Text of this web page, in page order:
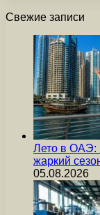
Свежие записи
Лето в ОАЭ:
жаркий
05.08.2026